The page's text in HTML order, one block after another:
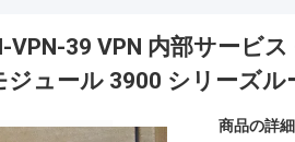
VPN-39 VPN 内部サービ
ジュール 3900 シリーズ
商品の詳